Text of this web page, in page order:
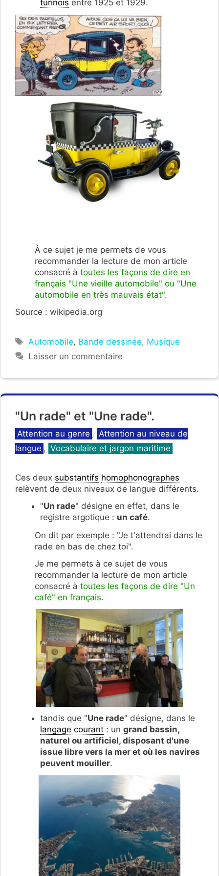
turinois entre 1925 et 1929.
À ce sujet je me permets de vous
recommander la lecture de mon article
consacré à toutes les façons de dire en
français "Une vieille automobile" ou "Une
automobile en très mauvais état".
Source : wikipedia.org
Étiquettes
Automobile, Bande dessinée, Musique
Laisser un commentaire
"Un rade" et "Une rade".
Catégories
Attention au genre , Attention au niveau de
langue , Vocabulaire et jargon maritime
Ces deux substantifs homophonographes
relèvent de deux niveaux de langue différents.
"Un rade" désigne en effet, dans le
registre argotique : un café.
On dit par exemple : "Je t'attendrai dans le
rade en bas de chez toi".
Je me permets à ce sujet de vous
recommander la lecture de mon article
consacré à toutes les façons de dire "Un
café" en français.
tandis que "Une rade" désigne, dans le
langage courant : un grand bassin,
naturel ou artificiel, disposant d'une
issue libre vers la mer et où les navires
peuvent mouiller.